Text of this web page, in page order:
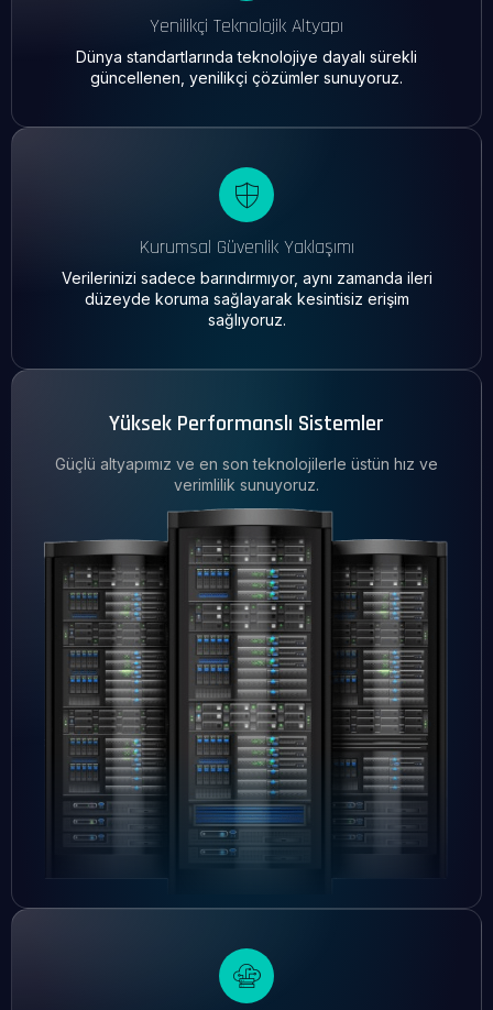
Yenilikçi Teknolojik Altyapı
Dünya standartlarında teknolojiye dayalı sürekli
güncellenen, yenilikçi çözümler sunuyoruz.
Kurumsal Güvenlik Yaklaşımı
Verilerinizi sadece barındırmıyor, aynı zamanda ileri
düzeyde koruma sağlayarak kesintisiz erişim
sağlıyoruz.
Yüksek Performanslı Sistemler
Güçlü altyapımız ve en son teknolojilerle üstün hız ve
verimlilik sunuyoruz.